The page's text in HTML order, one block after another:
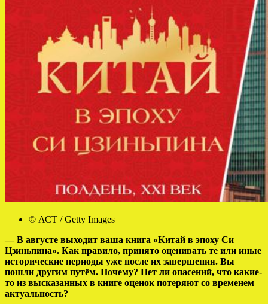
© АСТ / Getty Images
— В августе выходит ваша книга «Китай в эпоху Си
Цзиньпина». Как правило, принято оценивать те или иные
исторические периоды уже после их завершения. Вы
пошли другим путём. Почему? Нет ли опасений, что какие-
то из высказанных в книге оценок потеряют со временем
актуальность?